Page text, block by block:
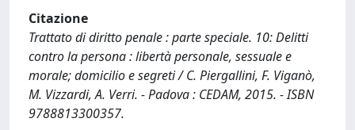
Citazione
Trattato di diritto penale : parte speciale. 10: Delitti
contro la persona : libertà personale, sessuale e
morale; domicilio e segreti / C. Piergallini, F. Viganò,
M. Vizzardi, A. Verri. - Padova : CEDAM, 2015. - ISBN
9788813300357.